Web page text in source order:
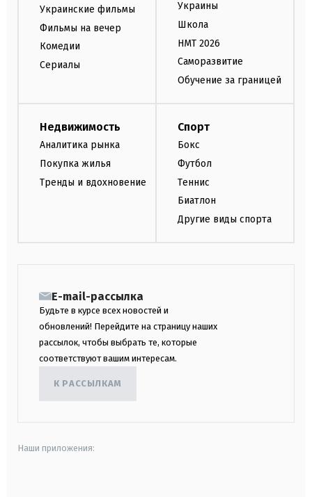
Украинские фильмы
Фильмы на вечер
Комедии
Сериалы
Украины
Школа
НМТ 2026
Саморазвитие
Обучение за границей
Недвижимость
Аналитика рынка
Покупка жилья
Тренды и вдохновение
Спорт
Бокс
Футбол
Теннис
Биатлон
Другие виды спорта
E-mail-рассылка
Будьте в курсе всех новостей и
обновлений! Перейдите на страницу наших
рассылок, чтобы выбрать те, которые
соответствуют вашим интересам.
К РАССЫЛКАМ
Наши приложения: